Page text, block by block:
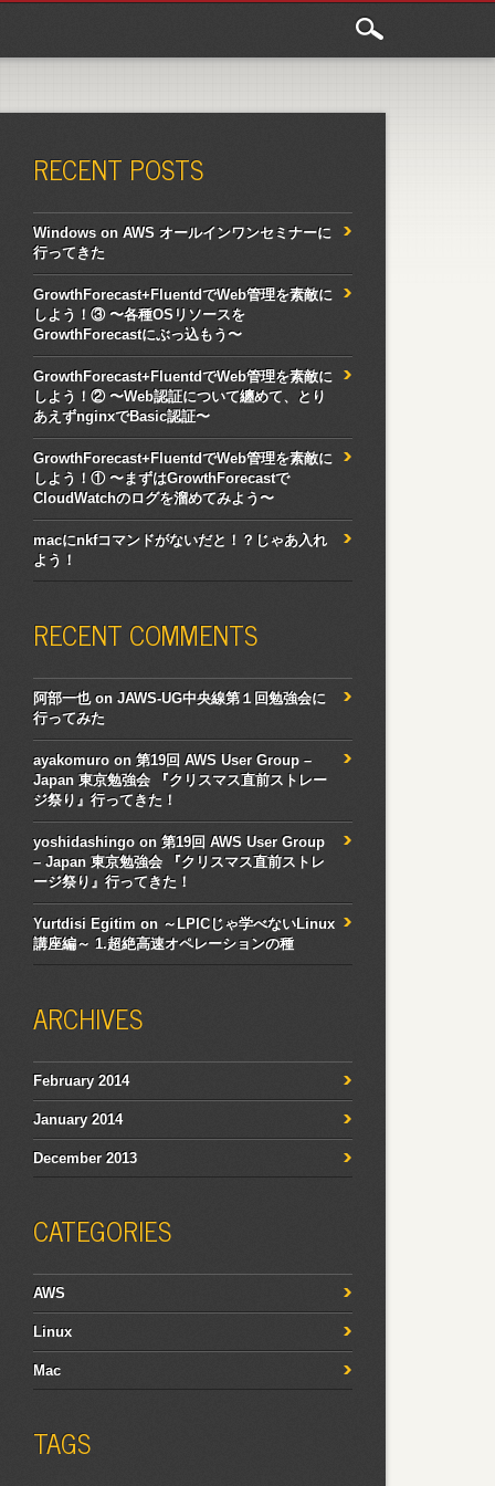
RECENT POSTS
Windows on AWS オールインワンセミナーに
行ってきた
GrowthForecast+FluentdでWeb管理を素敵に
しよう！③ 〜各種OSリソースを
GrowthForecastにぶっ込もう〜
GrowthForecast+FluentdでWeb管理を素敵に
しよう！② 〜Web認証について纏めて、とり
あえずnginxでBasic認証〜
GrowthForecast+FluentdでWeb管理を素敵に
しよう！① 〜まずはGrowthForecastで
CloudWatchのログを溜めてみよう〜
macにnkfコマンドがないだと！？じゃあ入れ
よう！
RECENT COMMENTS
阿部一也onJAWS-UG中央線第１回勉強会に
行ってみた
ayakomuro on第19回 AWS User Group –
Japan 東京勉強会 『クリスマス直前ストレー
ジ祭り』行ってきた！
yoshidashingo on第19回 AWS User Group
– Japan 東京勉強会 『クリスマス直前ストレ
ージ祭り』行ってきた！
Yurtdisi Egitim on ～LPICじゃ学べないLinux
講座編～ 1.超絶高速オペレーションの種
ARCHIVES
February 2014
January 2014
December 2013
CATEGORIES
AWS
Linux
Mac
TAGS